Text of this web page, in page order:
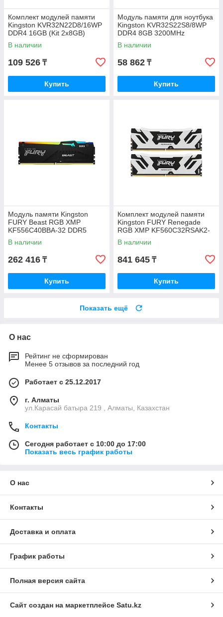
Комплект модулей памяти
Kingston KVR32N22D8/16WP
DDR4 16GB (Kit 2x8GB)
3200MHz
(KVR32N22D8/16WP)
В наличии
109 526 ₸
Купить
Модуль памяти для ноутбука
Kingston KVR32S22S8/8WP
DDR4 8GB 3200MHz
(KVR32S22S8/8WP)
В наличии
58 862 ₸
Купить
Модуль памяти Kingston
FURY Beast RGB XMP
KF556C40BBA-32 DDR5
32GB
В наличии
262 416 ₸
Купить
Комплект модулей памяти
Kingston FURY Renegade
RGB XMP KF560C32RSAK2-
96 DDR5 96GB
В наличии
841 645 ₸
Купить
Показать ещё
О нас
Рейтинг не сформирован
Менее 5 отзывов за последний год
Работает с 25.12.2017
г. Алматы
ул.Карасай батыра 219 , Алматы, Казахстан
Контакты
Сегодня работает с 10:00 до 17:00
Показать весь график работы
О нас
Контакты
Доставка и оплата
График работы
Полная версия сайта
Сайт создан на маркетплейсе Satu.kz